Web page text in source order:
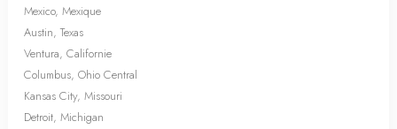
Mexico, Mexique
Austin, Texas
Ventura, Californie
Columbus, Ohio Central
Kansas City, Missouri
Detroit, Michigan